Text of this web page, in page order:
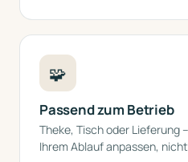
🧩
Passend zum Betrieb
Theke, Tisch oder Lieferung
Ihrem Ablauf anpassen,